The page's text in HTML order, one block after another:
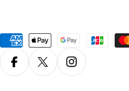
FacebookX (Twitter)Instagram